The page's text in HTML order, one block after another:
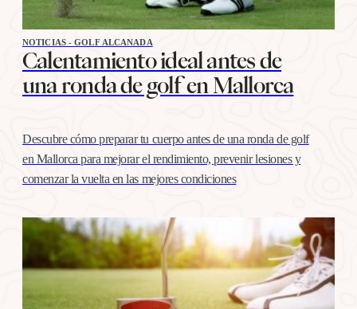
NOTICIAS - GOLF ALCANADA
Calentamiento ideal antes de
una ronda de golf en Mallorca
Descubre cómo preparar tu cuerpo antes de una ronda de golf
en Mallorca para mejorar el rendimiento, prevenir lesiones y
comenzar la vuelta en las mejores condiciones